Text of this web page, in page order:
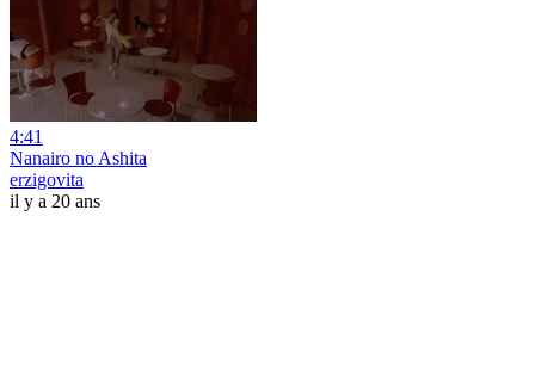
4:41
Nanairo no Ashita
erzigovita
il y a 20 ans